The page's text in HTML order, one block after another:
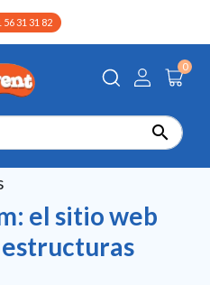
56 31 31 82

0
el sitio web
estructuras